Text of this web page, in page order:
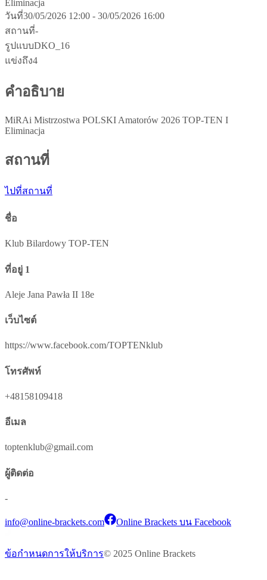
Eliminacja
วันที่30/05/2026 12:00 - 30/05/2026 16:00
สถานที่-
รูปแบบDKO_16
แข่งถึง4
คำอธิบาย
MiRAi Mistrzostwa POLSKI Amatorów 2026 TOP-TEN I
Eliminacja
สถานที่
ไปที่สถานที่
ชื่อ
Klub Bilardowy TOP-TEN
ที่อยู่ 1
Aleje Jana Pawła II 18e
เว็บไซต์
https://www.facebook.com/TOPTENklub
โทรศัพท์
+48158109418
อีเมล
toptenklub@gmail.com
ผู้ติดต่อ
-
info@online-brackets.com Online Brackets บน Facebook
ข้อกำหนดการให้บริการ© 2025 Online Brackets